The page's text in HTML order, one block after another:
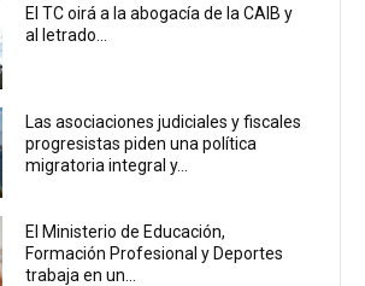
El TC oirá a la abogacía de la CAIB y
al letrado...
Las asociaciones judiciales y fiscales
progresistas piden una política
migratoria integral y...
El Ministerio de Educación,
Formación Profesional y Deportes
trabaja en un...